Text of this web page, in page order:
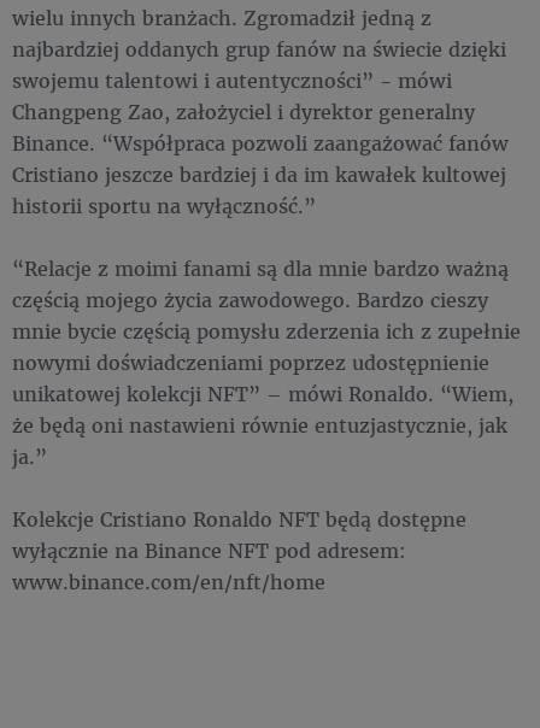
wielu innych branżach. Zgromadził jedną z
najbardziej oddanych grup fanów na świecie dzięki
swojemu talentowi i autentyczności” - mówi
Changpeng Zao, założyciel i dyrektor generalny
Binance. “Współpraca pozwoli zaangażować fanów
Cristiano jeszcze bardziej i da im kawałek kultowej
historii sportu na wyłączność.”
“Relacje z moimi fanami są dla mnie bardzo ważną
częścią mojego życia zawodowego. Bardzo cieszy
mnie bycie częścią pomysłu zderzenia ich z zupełnie
nowymi doświadczeniami poprzez udostępnienie
unikatowej kolekcji NFT” – mówi Ronaldo. “Wiem,
że będą oni nastawieni równie entuzjastycznie, jak
ja.”
Kolekcje Cristiano Ronaldo NFT będą dostępne
wyłącznie na Binance NFT pod adresem:
www.binance.com/en/nft/home